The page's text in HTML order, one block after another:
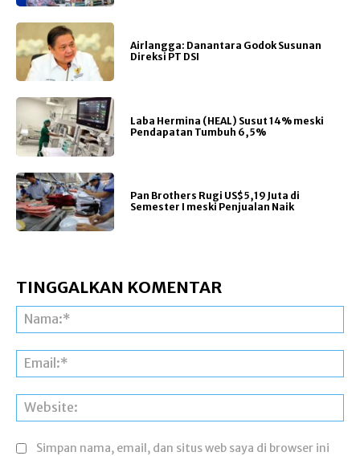
Airlangga: Danantara Godok Susunan
Direksi PT DSI
Laba Hermina (HEAL) Susut 14% meski
Pendapatan Tumbuh 6,5%
Pan Brothers Rugi US$5,19 Juta di
Semester I meski Penjualan Naik
TINGGALKAN KOMENTAR
Simpan nama, email, dan situs web saya di browser ini